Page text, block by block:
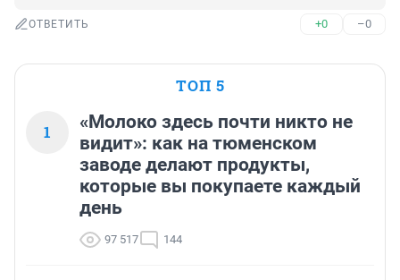
ОТВЕТИТЬ +0 –0
ТОП 5
1
«Молоко здесь почти никто не
видит»: как на тюменском
заводе делают продукты,
которые вы покупаете каждый
день
97 517 144